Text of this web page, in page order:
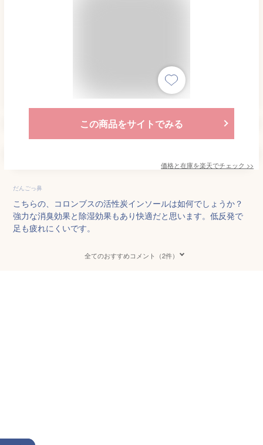
この商品をサイトでみる
価格と在庫を楽天でチェック >>
だんごっ鼻
こちらの、コロンブスの活性炭インソールは如何でしょうか？
強力な消臭効果と除湿効果もあり快適だと思います。低反発で
足も疲れにくいです。
全てのおすすめコメント（2件）